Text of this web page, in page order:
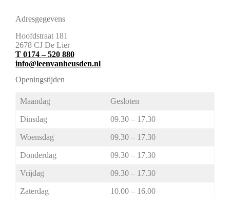
Adresgegevens
Hoofdstraat 181
2678 CJ De Lier
T 0174 – 520 880
info@leenvanheusden.nl
Openingstijden
Maandag Gesloten
Dinsdag 09.30 – 17.30
Woensdag 09.30 – 17.30
Donderdag 09.30 – 17.30
Vrijdag 09.30 – 17.30
Zaterdag 10.00 – 16.00